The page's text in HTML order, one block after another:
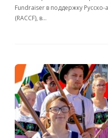
Fundraiser в поддержку
(RACCF), в…